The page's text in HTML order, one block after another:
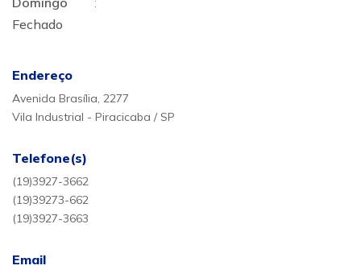
Fechado
Endereço
Avenida Brasília, 2277
Vila Industrial - Piracicaba / SP
Telefone(s)
(19)3927-3662
(19)39273-662
(19)3927-3663
Email